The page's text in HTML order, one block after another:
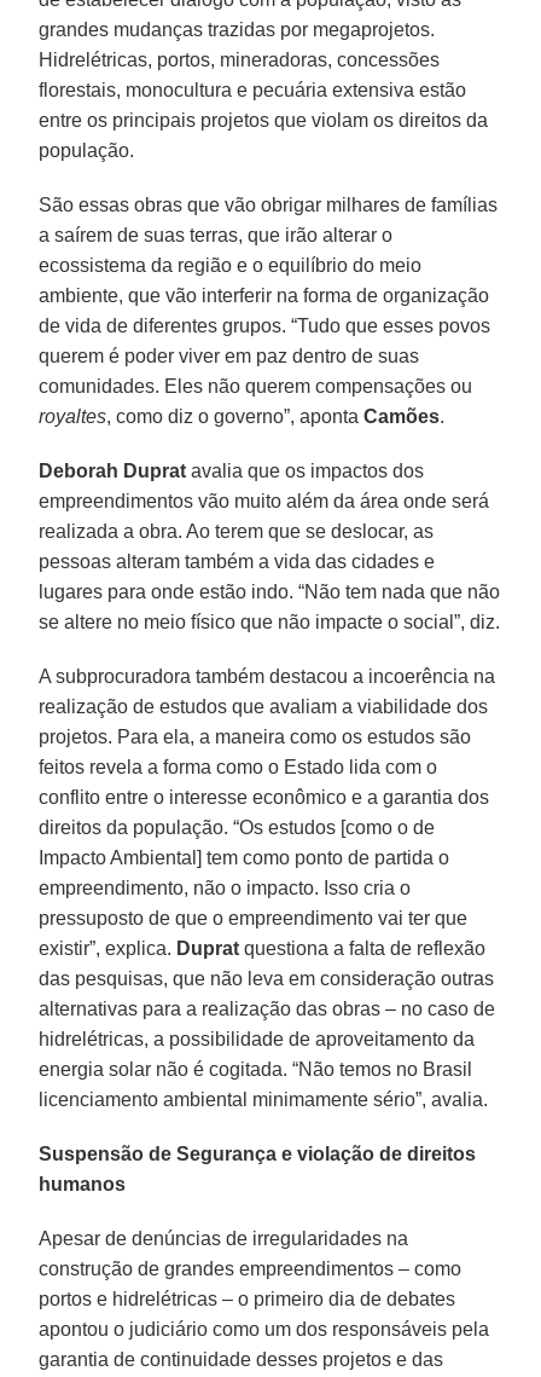
grandes mudanças trazidas por megaprojetos.
Hidrelétricas, portos, mineradoras, concessões
florestais, monocultura e pecuária extensiva estão
entre os principais projetos que violam os direitos da
população.
São essas obras que vão obrigar milhares de famílias
a saírem de suas terras, que irão alterar o
ecossistema da região e o equilíbrio do meio
ambiente, que vão interferir na forma de organização
de vida de diferentes grupos. “Tudo que esses povos
querem é poder viver em paz dentro de suas
comunidades. Eles não querem compensações ou
royaltes, como diz o governo”, apontaCamões.
Deborah Duprat avalia que os impactos dos
empreendimentos vão muito além da área onde será
realizada a obra. Ao terem que se deslocar, as
pessoas alteram também a vida das cidades e
lugares para onde estão indo. “Não tem nada que não
se altere no meio físico que não impacte o social”, diz.
A subprocuradora também destacou a incoerência na
realização de estudos que avaliam a viabilidade dos
projetos. Para ela, a maneira como os estudos são
feitos revela a forma como o Estado lida com o
conflito entre o interesse econômico e a garantia dos
direitos da população. “Os estudos [como o de
Impacto Ambiental] tem como ponto de partida o
empreendimento, não o impacto. Isso cria o
pressuposto de que o empreendimento vai ter que
existir”, explica. Duprat questiona a falta de reflexão
das pesquisas, que não leva em consideração outras
alternativas para a realização das obras – no caso de
hidrelétricas, a possibilidade de aproveitamento da
energia solar não é cogitada. “Não temos no Brasil
licenciamento ambiental minimamente sério”, avalia.
Suspensão de Segurança e violação de direitos
humanos
Apesar de denúncias de irregularidades na
construção de grandes empreendimentos – como
portos e hidrelétricas – o primeiro dia de debates
apontou o judiciário como um dos responsáveis pela
garantia de continuidade desses projetos e das